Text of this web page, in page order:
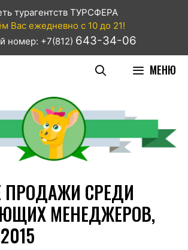
турагентств ТУРСФЕРА
Вас ежедневно с 10 до 21!
номер: +7(812) 643-34-06
МЕНЮ
СРЕДИ
МЕНЕДЖЕРОВ,